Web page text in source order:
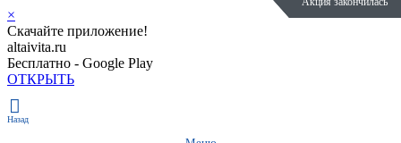
×
Скачайте приложение!
altaivita.ru
Бесплатно - Google Play
ОТКРЫТЬ
Назад